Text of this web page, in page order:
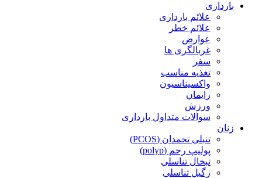
بارداری
علائم بارداری
علائم خطر
عوارض
غربالگری ها
سفر
تغذیه مناسب
واکسیناسیون
زایمان
ورزش
سوالات متداول بارداری
زنان
تنبلی تخمدان (PCOS)
پولیپ رحم (polyp)
تبخال تناسلی
زگیل تناسلی